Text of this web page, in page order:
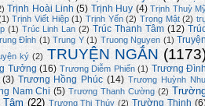
Trịnh Hoài Linh (5) Trịnh Huy (4) Trịnh Thuỳ
Trịnh Viết Hiệp (1) Trịnh Yến (2) Trọng Mật (2)
(1) Trúc Linh Lan (2) Trúc Thanh Tâm (12)
Đỉnh (1) Trung Y (1) Truong Nguyen (1)
ký (2) TRUYỆN NGẮN
Tưởng (16) Trương Diễm Phiến (1) Trương
(3) Trương Hồng Phúc (14) Trương Huỳnh
Nam Chi (5) Trương Thanh Cường (2)
(22) Trương Thị Thúy (2) Trường Thịnh